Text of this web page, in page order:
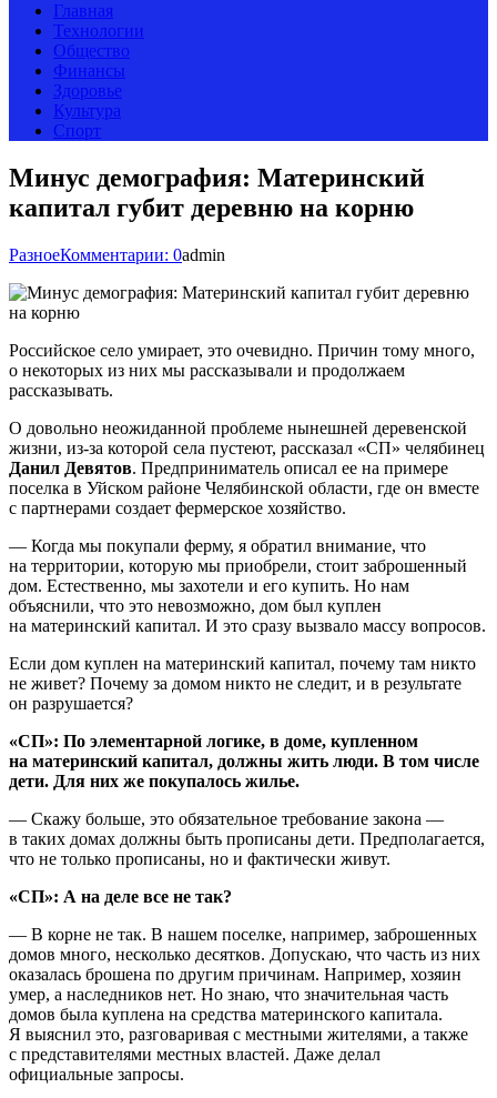
Главная
Технологии
Общество
Финансы
Здоровье
Культура
Спорт
Минус демография: Материнский
капитал губит деревню на корню
РазноеКомментарии: 0admin
Российское село умирает, это очевидно. Причин тому много,
о некоторых из них мы рассказывали и продолжаем
рассказывать.
О довольно неожиданной проблеме нынешней деревенской
жизни, из-за которой села пустеют, рассказал «СП» челябинец
Данил Девятов. Предприниматель описал ее на примере
поселка в Уйском районе Челябинской области, где он вместе
с партнерами создает фермерское хозяйство.
— Когда мы покупали ферму, я обратил внимание, что
на территории, которую мы приобрели, стоит заброшенный
дом. Естественно, мы захотели и его купить. Но нам
объяснили, что это невозможно, дом был куплен
на материнский капитал. И это сразу вызвало массу вопросов.
Если дом куплен на материнский капитал, почему там никто
не живет? Почему за домом никто не следит, и в результате
он разрушается?
«СП»: По элементарной логике, в доме, купленном
на материнский капитал, должны жить люди. В том числе
дети. Для них же покупалось жилье.
— Скажу больше, это обязательное требование закона —
в таких домах должны быть прописаны дети. Предполагается,
что не только прописаны, но и фактически живут.
«СП»: А на деле все не так?
— В корне не так. В нашем поселке, например, заброшенных
домов много, несколько десятков. Допускаю, что часть из них
оказалась брошена по другим причинам. Например, хозяин
умер, а наследников нет. Но знаю, что значительная часть
домов была куплена на средства материнского капитала.
Я выяснил это, разговаривая с местными жителями, а также
с представителями местных властей. Даже делал
официальные запросы.